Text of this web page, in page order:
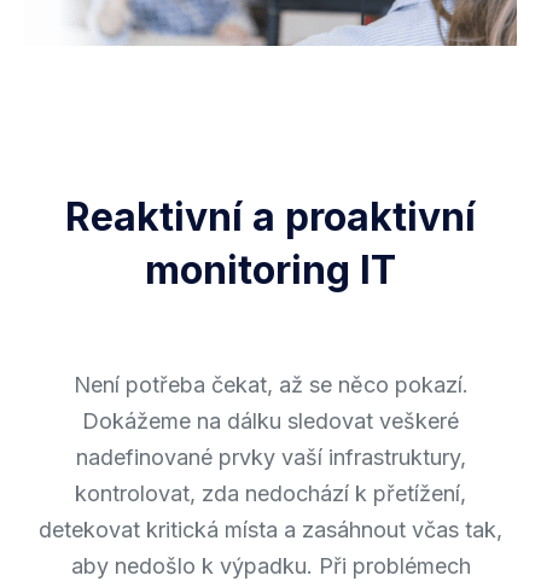
Reaktivní a proaktivní
monitoring IT
Není potřeba čekat, až se něco pokazí.
Dokážeme na dálku sledovat veškeré
nadefinované prvky vaší infrastruktury,
kontrolovat, zda nedochází k přetížení,
detekovat kritická místa a zasáhnout včas tak,
aby nedošlo k výpadku. Při problémech